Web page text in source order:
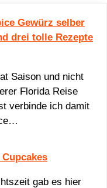
Gewürz selber
drei tolle Rezepte
Saison und nicht
Florida Reise
verbinde ich damit
gab es hier